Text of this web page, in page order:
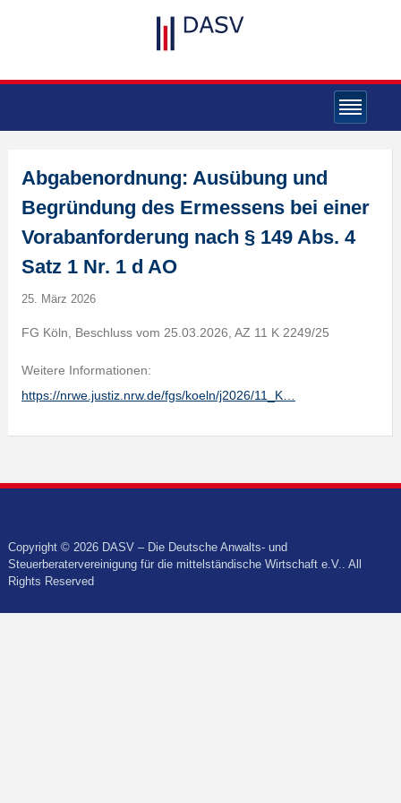
Abgabenordnung: Ausübung und
Begründung des Ermessens bei einer
Vorabanforderung nach § 149 Abs. 4
Satz 1 Nr. 1 d AO
25. März 2026
FG Köln, Beschluss vom 25.03.2026, AZ 11 K 2249/25
Weitere Informationen:
https://nrwe.justiz.nrw.de/fgs/koeln/j2026/11_K…
Copyright © 2026 DASV – Die Deutsche Anwalts- und
Steuerberatervereinigung für die mittelständische Wirtschaft e.V.. All
Rights Reserved